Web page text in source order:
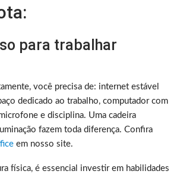
para trabalhar
você precisa de: internet estável
dedicado ao trabalho, computador com
e disciplina. Uma cadeira
fazem toda diferença. Confira
em nosso site.
física, é essencial investir em habilidades